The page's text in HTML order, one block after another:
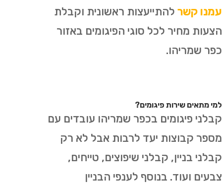
עמנו קשר להתייעצות ראשונית וקבלת
הצעות מחיר לכל סוגי הפיגומים באזור
כפר שמריהו.
למי מתאים שירות פיגומים?
קבלני פיגומים בכפר שמריהו עובדים עם
מספר קבוצות יעד לרבות אבל לא רק
קבלני בניין, קבלני שיפוצים, טייחים,
צבעים ועוד. בנוסף לענפי הבניין